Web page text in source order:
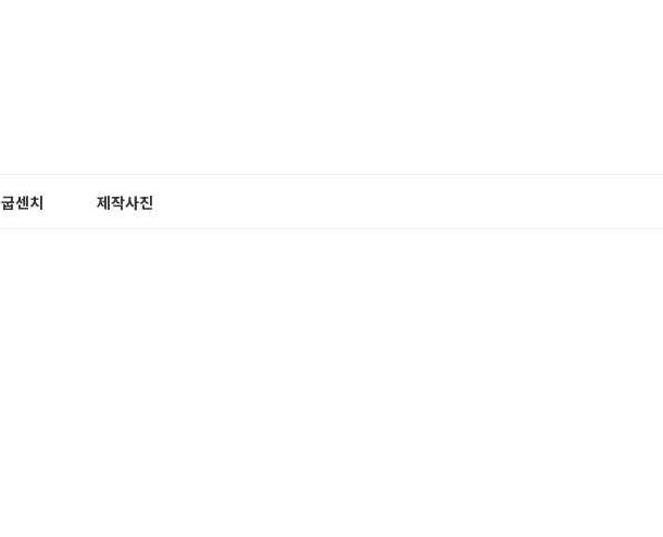
굽센치 제작사진